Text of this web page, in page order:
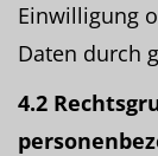
Einwilligung
Daten durch
4.2